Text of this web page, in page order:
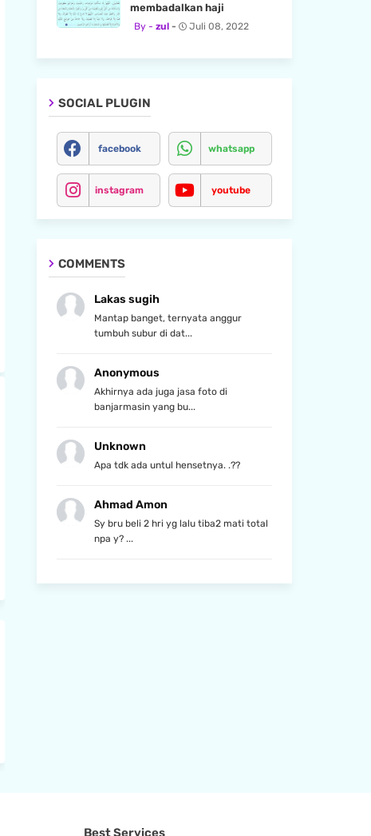
membadalkan haji
zul Juli 08, 2022
SOCIAL PLUGIN
facebook whatsapp
instagram youtube
COMMENTS
Lakas sugih
Mantap banget, ternyata anggur
tumbuh subur di dat...
Anonymous
Akhirnya ada juga jasa foto di
banjarmasin yang bu...
Unknown
Apa tdk ada untul hensetnya. .??
Ahmad Amon
Sy bru beli 2 hri yg lalu tiba2 mati total
npa y? ...
Best Services